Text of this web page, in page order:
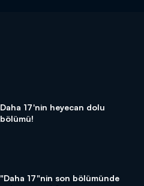
Daha 17'nin heyecan dolu
bölümü!
"Daha 17"nin son bölümünde